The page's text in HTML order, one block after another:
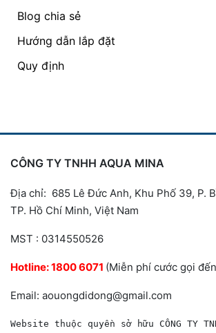
Blog chia sẻ
Hướng dẫn lắp đặt
Quy định
CÔNG TY TNHH AQUA MINA
Địa chỉ: 685 Lê Đức Anh, Khu Phố 39, P.
TP. Hồ Chí Minh, Việt Nam
MST : 0314550526
Hotline:1800 6071 (Miễn phí cước gọi
Email: aouongdidong@gmail.com
Website thuộc quyền sở hữu CÔNG TY